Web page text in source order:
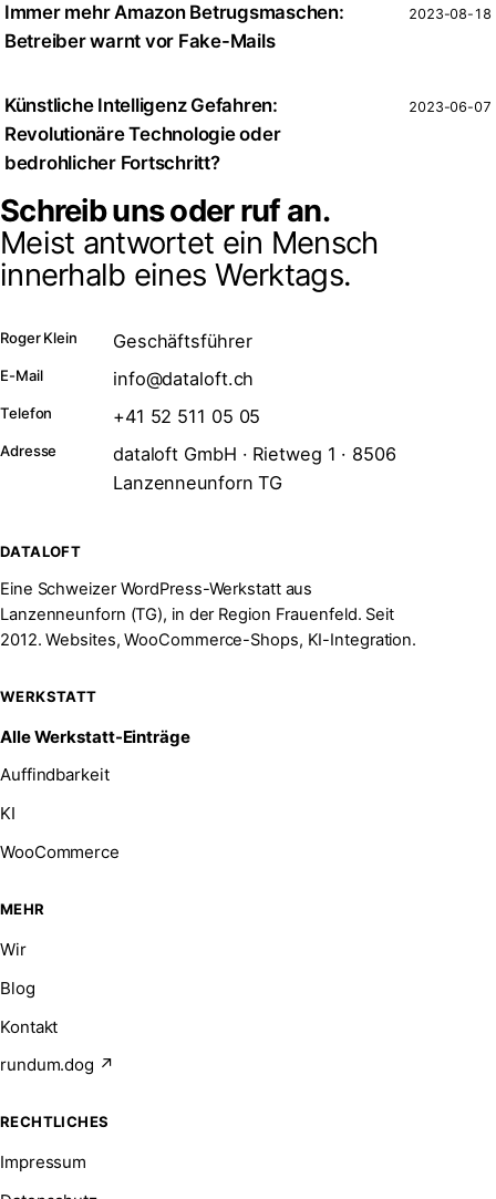
Immer mehr Amazon Betrugsmaschen:
Betreiber warnt vor Fake-Mails
2023-08-18
Künstliche Intelligenz Gefahren:
Revolutionäre Technologie oder
bedrohlicher Fortschritt?
2023-06-07
Schreib uns oder ruf an.
Meist antwortet ein Mensch
innerhalb eines Werktags.
Roger Klein Geschäftsführer
E-Mail info@dataloft.ch
Telefon +41 52 511 05 05
Adresse
dataloft GmbH · Rietweg 1 · 8506
Lanzenneunforn TG
DATALOFT
Eine Schweizer WordPress-Werkstatt aus
Lanzenneunforn (TG), in der Region Frauenfeld. Seit
2012. Websites, WooCommerce-Shops, KI-Integration.
WERKSTATT
Alle Werkstatt-Einträge
Auffindbarkeit
KI
WooCommerce
MEHR
Wir
Blog
Kontakt
rundum.dog ↗
RECHTLICHES
Impressum